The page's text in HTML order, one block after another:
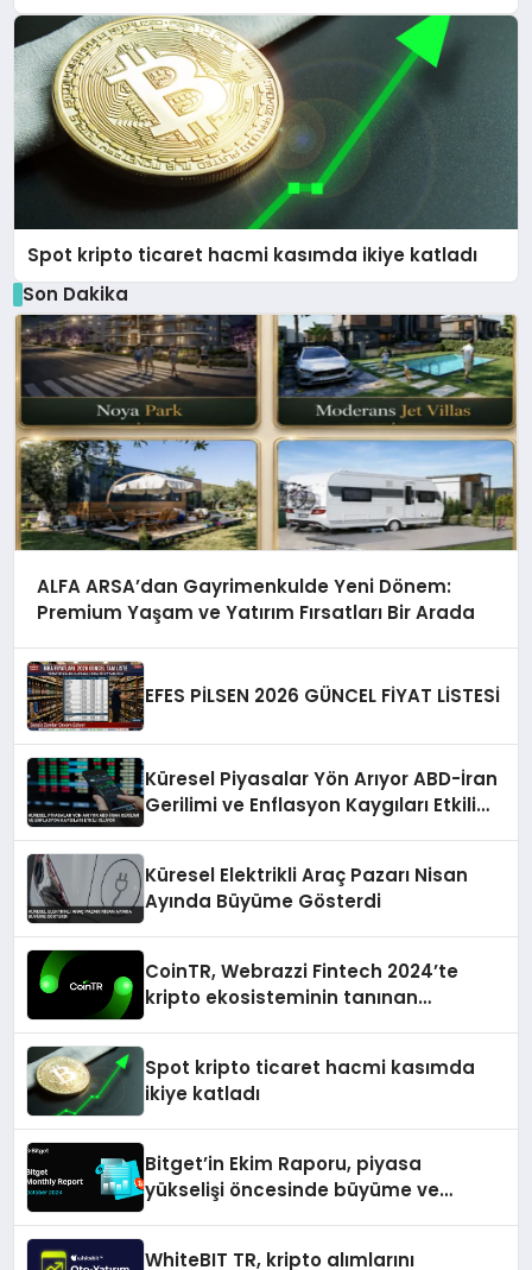
Spot kripto ticaret hacmi kasımda ikiye katladı
Son Dakika
ALFA ARSA’dan Gayrimenkulde Yeni Dönem:
Premium Yaşam ve Yatırım Fırsatları Bir Arada
EFES PİLSEN 2026 GÜNCEL FİYAT LİSTESİ
Küresel Piyasalar Yön Arıyor ABD-İran
Gerilimi ve Enflasyon Kaygıları Etkili
Küresel Elektrikli Araç Pazarı Nisan
Ayında Büyüme Gösterdi
CoinTR, Webrazzi Fintech 2024’te
kripto ekosisteminin tanınan
Spot kripto ticaret hacmi kasımda
ikiye katladı
Bitget’in Ekim Raporu, piyasa
yükselişi öncesinde büyüme ve
WhiteBIT TR, kripto alımlarını